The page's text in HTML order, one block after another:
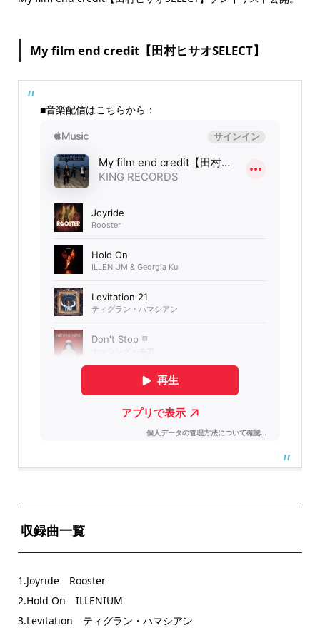
My film end credit【田村ヒサオSELECT】
■音楽配信はこちらから：
収録曲一覧
1.Joyride Rooster
2.Hold On ILLENIUM
3.Levitation ティグラン・ハマシアン